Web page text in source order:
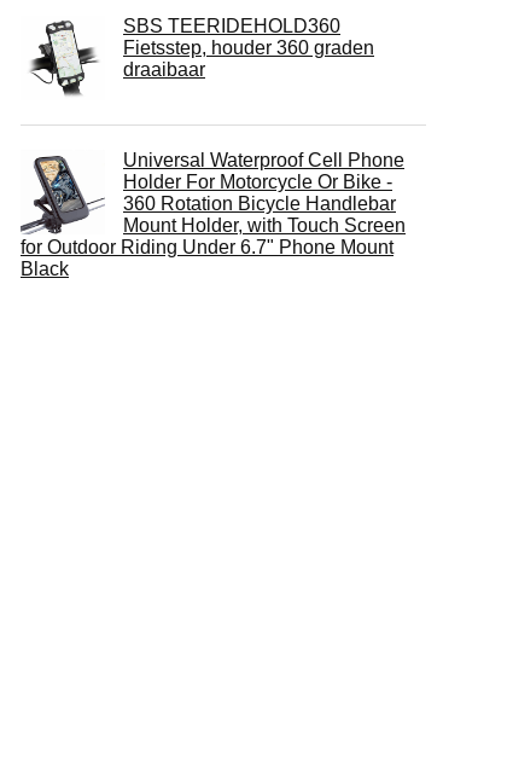
SBS TEERIDEHOLD360
Fietsstep, houder 360 graden
draaibaar
Universal Waterproof Cell Phone
Holder For Motorcycle Or Bike -
360 Rotation Bicycle Handlebar
Mount Holder, with Touch Screen
for Outdoor Riding Under 6.7" Phone Mount
Black